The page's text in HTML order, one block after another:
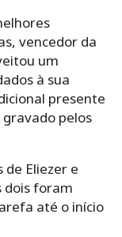
vencedor da
um
à sua
presente
pelos
de Eliezer e
dois foram
até o início